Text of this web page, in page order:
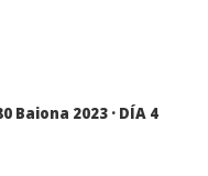
Baiona 2023 · DÍA 4